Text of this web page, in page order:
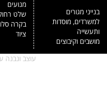
מוסדות
שלט רחוק
בקרה סלולרית
עוצב ונבנה ע"י webthenet